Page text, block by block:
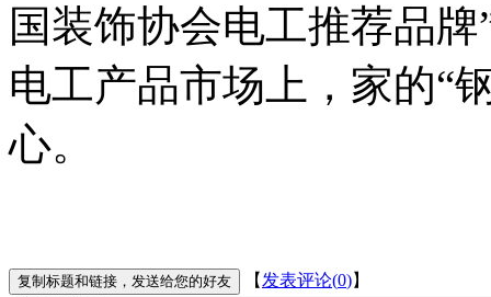
国装饰协会电工推荐品
电工产品市场上，家的“
心。
【 发表评论(0)】